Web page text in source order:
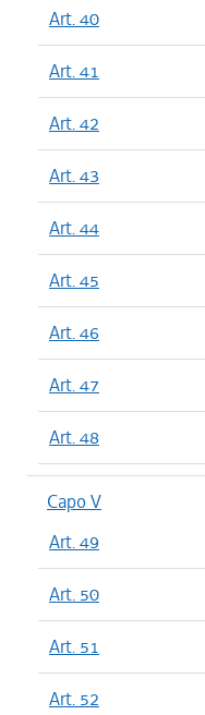
Art. 40
Art. 41
Art. 42
Art. 43
Art. 44
Art. 45
Art. 46
Art. 47
Art. 48
Capo V
Art. 49
Art. 50
Art. 51
Art. 52